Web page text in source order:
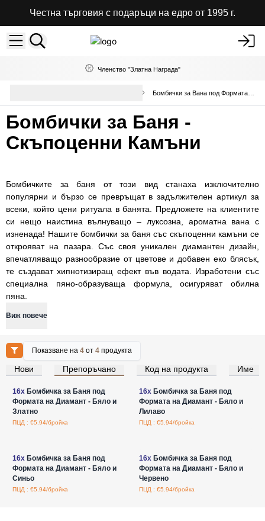
Честна търговия с подаръци на едро от 1995 г.
Членство "Златна Награда"
Бомбички за Вана под Формата на Диамант
Бомбички за Баня -
Скъпоценни Камъни
Бомбичките за баня от този вид станаха изключително
популярни и бързо се превръщат в задължителен артикул за
всеки, който цени ритуала в банята. Предложете на клиентите
си нещо наистина вълнуващо – луксозна, ароматна вана с
изненада! Нашите бомбички за баня със скъпоценни камъни се
открояват на пазара. Със своя уникален диамантен дизайн,
впечатляващо разнообразие от цветове и добавен еко блясък,
те създават хипнотизиращ ефект във водата. Изработени със
специална пяно-образуваща формула, осигуряват обилна
пяна.
Виж повече
Показване на4 от4 продукта
Нови Препоръчано Код на продукта Име
Влезте за цени на едро
16xБомбичка за Баня под
Формата на Диамант - Бяло и
Златно
ПЦД : €5.94/бройка
Влезте за цени на едро
16xБомбичка за Баня под
Формата на Диамант - Бяло и
Лилаво
ПЦД : €5.94/бройка
16xБомбичка за Баня под
Формата на Диамант - Бяло и
Синьо
ПЦД : €5.94/бройка
16xБомбичка за Баня под
Формата на Диамант - Бяло и
Червено
ПЦД : €5.94/бройка